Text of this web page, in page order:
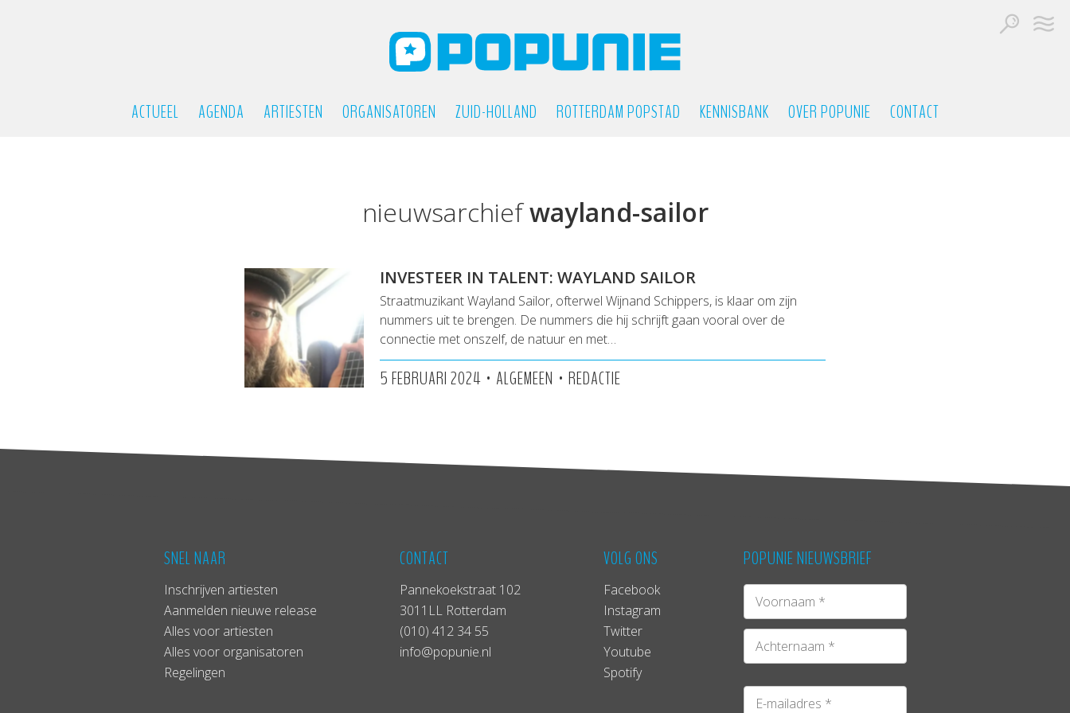
ACTUEEL AGENDA ARTIESTEN ORGANISATOREN ZUID-HOLLAND ROTTERDAM POPSTAD KENNISBANK OVER POPUNIE CONTACT
nieuwsarchiefwayland-sailor
INVESTEER IN TALENT: WAYLAND SAILOR
Straatmuzikant Wayland Sailor, ofterwel Wijnand Schippers, is klaar om zijn
nummers uit te brengen. De nummers die hij schrijft gaan vooral over de
connectie met onszelf, de natuur en met…
5 FEBRUARI 2024 • ALGEMEEN • REDACTIE
SNEL NAAR
Inschrijven artiesten
Aanmelden nieuwe release
Alles voor artiesten
Alles voor organisatoren
Regelingen
CONTACT
Pannekoekstraat 102
3011LL Rotterdam
(010) 412 34 55
info@popunie.nl
VOLG ONS
Facebook
Instagram
Twitter
Youtube
Spotify
POPUNIE NIEUWSBRIEF